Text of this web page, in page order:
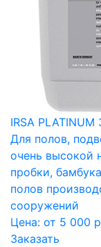
IRSA
Для полов,
очень высокой
пробки,
полов
сооружений
Цена: от 5 000
Заказать